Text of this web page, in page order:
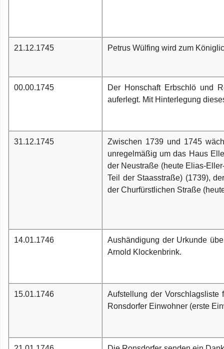
21.12.1745 Petrus Wülfing wird zum
00.00.1745
Der Honschaft Erbschlö und
auferlegt. Mit Hinterlegung
31.12.1745
Zwischen 1739 und 1745
unregelmäßig um das Haus
der Neustraße (heute Elias-
Teil der Staasstraße) (1739),
der Churfürstlichen Straße
14.01.1746
Aushändigung der Urkunde
Arnold Klockenbrink.
15.01.1746
Aufstellung der
Ronsdorfer Einwohner (erste